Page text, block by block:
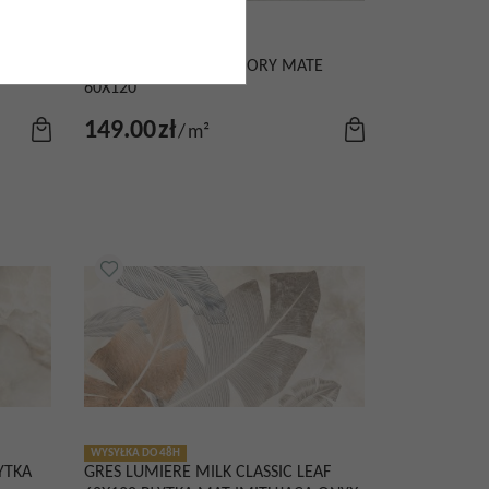
GRES CRONOS PEAK IVORY MATE
60X120
149.00zł/ m²
WYSYŁKA DO 48H
GRES LUMIERE MILK CLASSIC LEAF